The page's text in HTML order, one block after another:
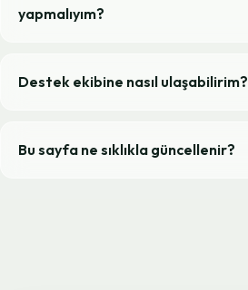
yapmalıyım?
Destek ekibine nasıl ulaşabilirim?
Bu sayfa ne sıklıkla güncellenir?